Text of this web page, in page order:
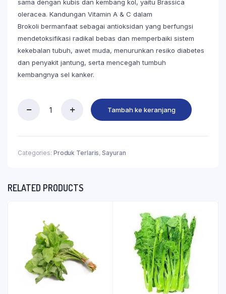
sama dengan kubis dan kembang kol, yaitu Brassica
oleracea. Kandungan Vitamin A & C dalam
Brokoli bermanfaat sebagai antioksidan yang berfungsi
mendetoksifikasi radikal bebas dan memperbaiki sistem
kekebalan tubuh, awet muda, menurunkan resiko diabetes
dan penyakit jantung, serta mencegah tumbuh
kembangnya sel kanker.
Tambah ke keranjang
Categories: Produk Terlaris,Sayuran
RELATED PRODUCTS